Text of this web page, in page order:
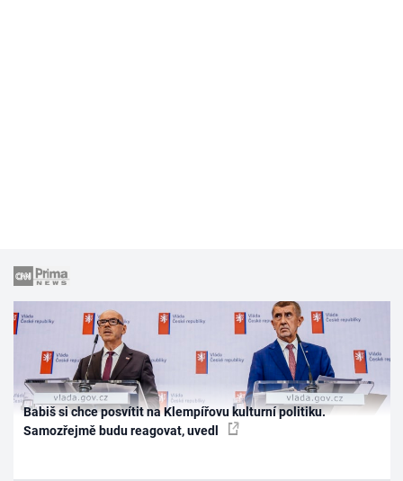
Babiš si chce posvítit na Klempířovu kulturní politiku.
Samozřejmě budu reagovat, uvedl